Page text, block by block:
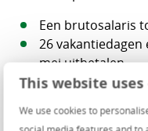
This website uses
We use cookies to
Een brutosalaris
26 vakantiedagen
mei uitbetalen
Een bijdrage aan